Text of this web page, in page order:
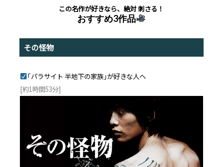
この名作が好きなら、絶対 刺さる！
おすすめ3作品
その怪物
｢パラサイト 半地下の家族｣が好きな人へ
[約1時間53分]